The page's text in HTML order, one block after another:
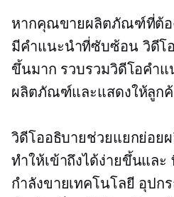
หากคุณขายผลิตภัณฑ์ที่ต้อ
มีคำแนะนำที่ซับซ้อน วิดีโอ
ขึ้นมาก รวบรวมวิดีโอคำ
ผลิตภัณฑ์และแสดงให้ลูกค้
วิดีโออธิบายช่วยแยกย่อ
ทำให้เข้าถึงได้ง่ายขึ้นและ
กำลังขายเทคโนโลยี อุป